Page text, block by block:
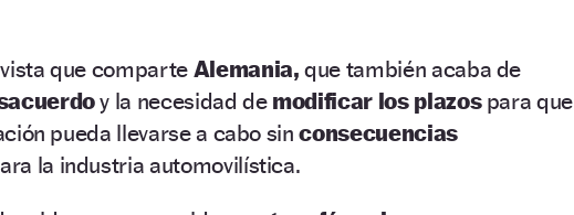
que comparte Alemania, que también acaba de
y la necesidad de modificar los plazospara que
pueda llevarse a cabo sinconsecuencias
la industria automovilística.